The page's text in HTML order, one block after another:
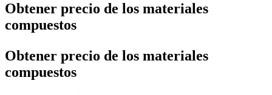
Obtener precio de los materiales
compuestos
Obtener precio de los materiales
compuestos